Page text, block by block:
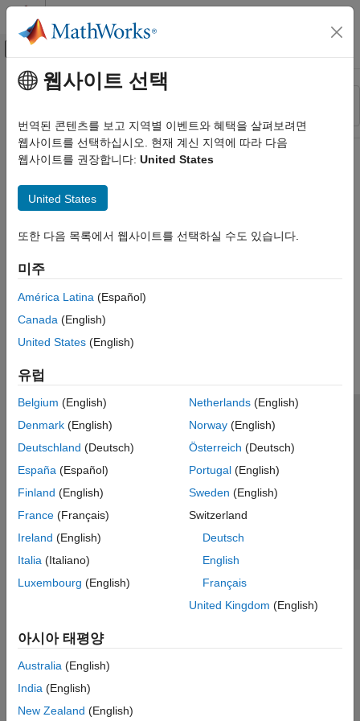
콘텐츠로 바로 가기
오프캔버스 탐색 메뉴 토글
리소스
상태
주요 콘텐츠
웹사이트 선택
번역된 콘텐츠를 보고 지역별 이벤트와 혜택을 살펴보려면
웹사이트를 선택하십시오. 현재 계신 지역에 따라 다음
웹사이트를 권장합니다: United States
United States
또한 다음 목록에서 웹사이트를 선택하실 수도 있습니다.
미주
América Latina (Español)
Canada (English)
United States (English)
유럽
Belgium (English)
Denmark (English)
Deutschland (Deutsch)
España (Español)
Finland (English)
France (Français)
Ireland (English)
Italia (Italiano)
Luxembourg (English)
Netherlands(English)
Norway(English)
Österreich (Deutsch)
Portugal(English)
Sweden (English)
Switzerland
Deutsch
English
Français
United Kingdom (English)
아시아 태평양
Australia (English)
India (English)
New Zealand (English)
신뢰 센터 등록 상표 개인정보 취급방침
불법 복제 방지
애플리케이션 상태
© 1994-2026 The MathWorks, Inc.